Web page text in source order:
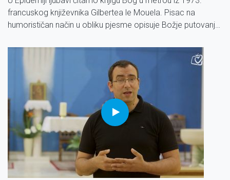
francuskog književnika Gilbertea le Mouela. Pisac na
humorističan način u obliku pjesme opisuje Božje putovanje